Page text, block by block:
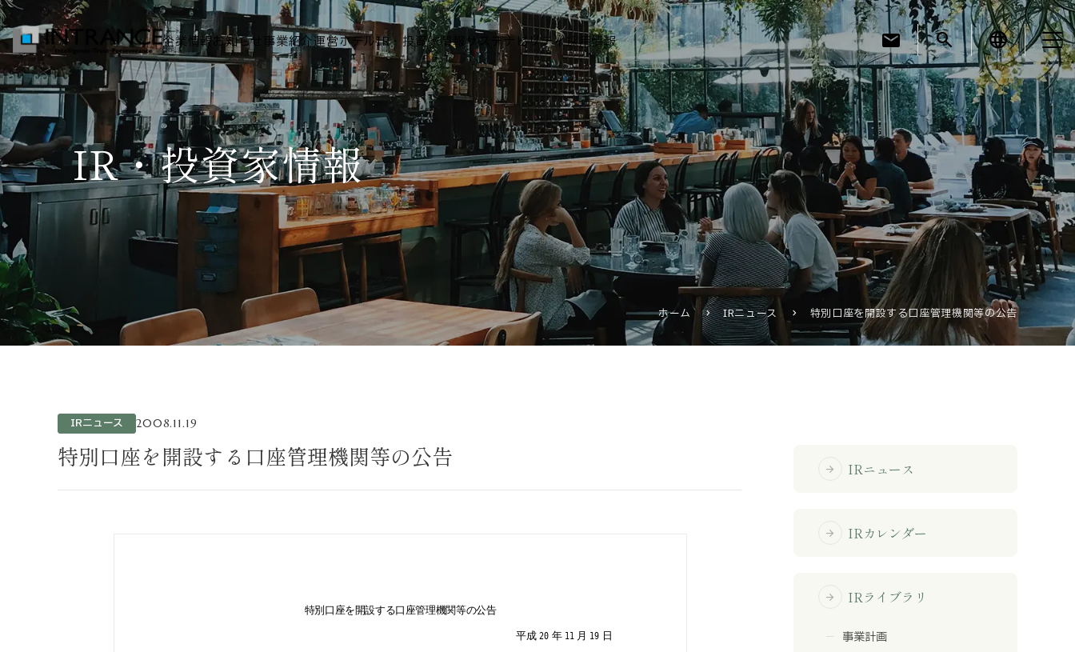
企業情報お知らせ 事業紹介運営ホテルIR・投資家情報 サステナビリティ採用情報 mail search language
トップ
企業情報
会社概要
代表者挨拶
グループ一覧
経営理念
事業紹介
インバウンド送客事業
運営ホテル
IR・投資家情報
IRニュース
IRカレンダー
IRライブラリ
株式情報
財務・業績情報
IRイベント
お知らせ
お役立ちコラム
採用情報
お問い合わせ
IR・投資家情報
ホーム IRニュース 特別口座を開設する口座管理機関等の公告
IRニュース 2008.11.19
特別口座を開設する口座管理機関等の公告 arrow_forward IRニュース
arrow_forward IRカレンダー
arrow_forward IRライブラリ
事業計画